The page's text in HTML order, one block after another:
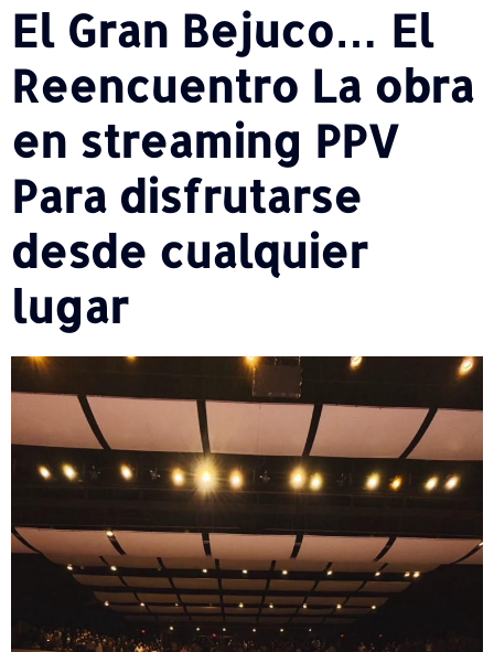
El Gran Bejuco… El
Reencuentro La obra
en streaming PPV
Para disfrutarse
desde cualquier
lugar